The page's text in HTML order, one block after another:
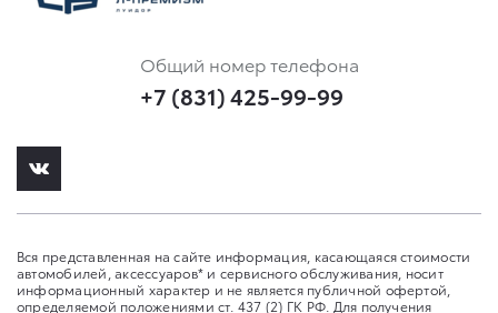
Общий номер телефона
+7 (831) 425-99-99
Вся представленная на сайте информация, касающаяся стоимости
автомобилей, аксессуаров* и сервисного обслуживания, носит
информационный характер и не является публичной офертой,
определяемой положениями ст. 437 (2) ГК РФ. Для получения